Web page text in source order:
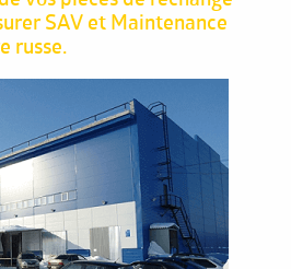
SAV et Maintenance
russe.